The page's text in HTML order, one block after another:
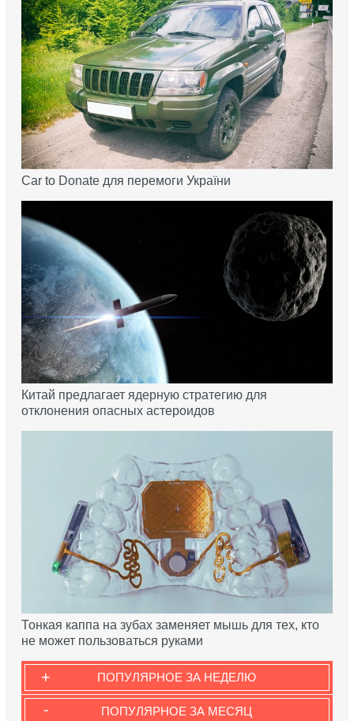
Car to Donate для перемоги України
Китай предлагает ядерную стратегию для
отклонения опасных астероидов
Тонкая каппа на зубах заменяет мышь для тех, кто
не может пользоваться руками
ПОПУЛЯРНОЕ ЗА НЕДЕЛЮ
+
ПОПУЛЯРНОЕ ЗА МЕСЯЦ
-